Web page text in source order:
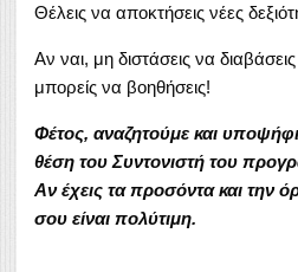
Θέλεις να αποκτήσεις νέες
Αν ναι, μη διστάσεις να
μπορείς να βοηθήσεις!
Φέτος, αναζητούμε και
θέση του Συντονιστή του
Αν έχεις τα προσόντα και την
σου είναι πολύτιμη.